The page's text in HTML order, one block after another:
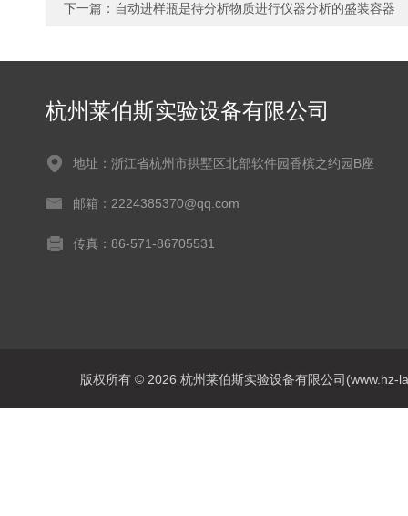
下一篇： 自动进样瓶是待分析物质进行仪器分析的盛装容器
杭州莱伯斯实验设备有限公司
地址：浙江省杭州市拱墅区北部软件园香槟之约园B座
邮箱：2224385370@qq.com
传真：86-571-86705531
版权所有 © 2026 杭州莱伯斯实验设备有限公司